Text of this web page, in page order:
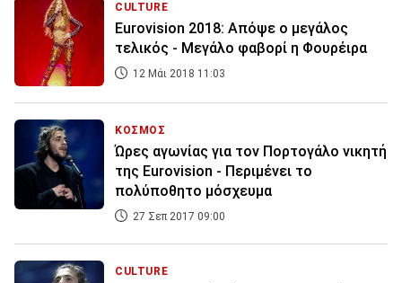
CULTURE
Eurovision 2018: Απόψε ο μεγάλος
τελικός - Μεγάλο φαβορί η Φουρέιρα
12 Μάι 2018 11:03
ΚΟΣΜΟΣ
Ώρες αγωνίας για τον Πορτογάλο νικητή
της Eurovisiοn - Περιμένει το
πολύποθητο μόσχευμα
27 Σεπ 2017 09:00
CULTURE